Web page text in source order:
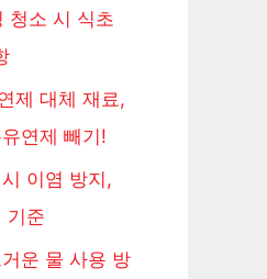
청소 시 식초
제 대체 재료,
연제 빼기!
이염 방지,
기준
운 물 사용 방